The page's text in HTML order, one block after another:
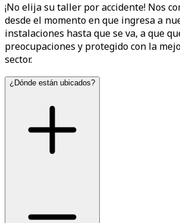
¡No elija su taller por accidente! Nos
desde el momento en que ingresa a
instalaciones hasta que se va, a que
preocupaciones y protegido con la
sector.
¿Dónde están ubicados?